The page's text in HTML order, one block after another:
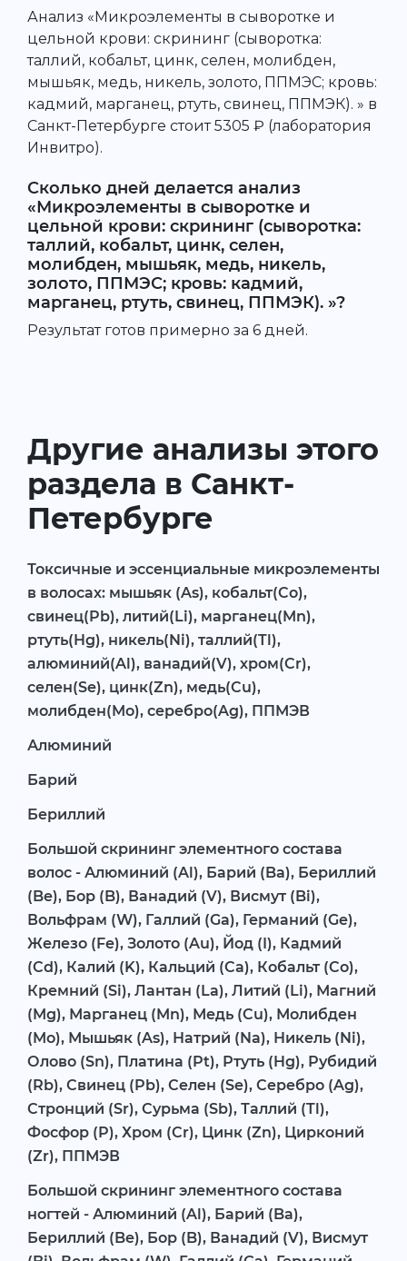
Анализ «Микроэлементы в сыворотке и
цельной крови: скрининг (сыворотка:
таллий, кобальт, цинк, селен, молибден,
мышьяк, медь, никель, золото, ППМЭС; кровь:
кадмий, марганец, ртуть, свинец, ППМЭК). » в
Санкт-Петербурге стоит 5305 ₽ (лаборатория
Инвитро).
Сколько дней делается анализ
«Микроэлементы в сыворотке и
цельной крови: скрининг (сыворотка:
таллий, кобальт, цинк, селен,
молибден, мышьяк, медь, никель,
золото, ППМЭС; кровь: кадмий,
марганец, ртуть, свинец, ППМЭК). »?
Результат готов примерно за 6 дней.
Другие анализы этого
раздела в Санкт-
Петербурге
Токсичные и эссенциальные микроэлементы
в волосах: мышьяк (As), кобальт(Co),
свинец(Pb), литий(Li), марганец(Mn),
ртуть(Hg), никель(Ni), таллий(Tl),
алюминий(Al), ванадий(V), хром(Cr),
селен(Se), цинк(Zn), медь(Cu),
молибден(Mo), серебро(Ag), ППМЭВ
Алюминий
Барий
Бериллий
Большой скрининг элементного состава
волос - Алюминий (Al), Барий (Ba), Бериллий
(Be), Бор (B), Ванадий (V), Висмут (Bi),
Вольфрам (W), Галлий (Ga), Германий (Ge),
Железо (Fe), Золото (Au), Йод (I), Кадмий
(Cd), Калий (K), Кальций (Ca), Кобальт (Co),
Кремний (Si), Лантан (La), Литий (Li), Магний
(Mg), Марганец (Mn), Медь (Cu), Молибден
(Mo), Мышьяк (As), Натрий (Na), Никель (Ni),
Олово (Sn), Платина (Pt), Ртуть (Hg), Рубидий
(Rb), Свинец (Pb), Селен (Se), Серебро (Ag),
Стронций (Sr), Сурьма (Sb), Таллий (Tl),
Фосфор (P), Хром (Cr), Цинк (Zn), Цирконий
(Zr), ППМЭВ
Большой скрининг элементного состава
ногтей - Алюминий (Al), Барий (Ba),
Бериллий (Be), Бор (B), Ванадий (V), Висмут